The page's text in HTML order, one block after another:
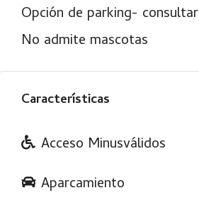
Opción de parking- consultar
No admite mascotas
Características
Acceso Minusválidos
Aparcamiento